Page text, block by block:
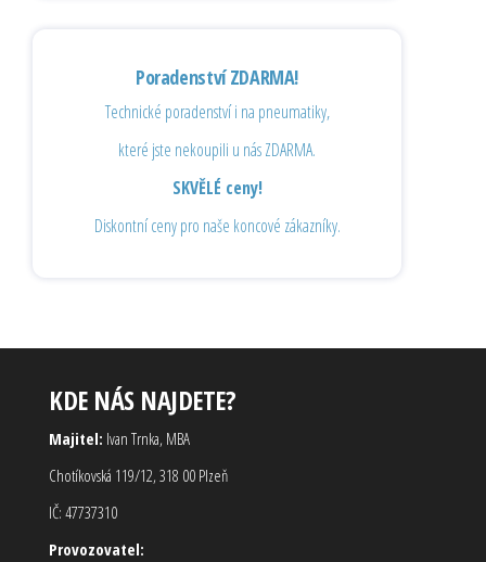
Poradenství ZDARMA!
Technické poradenství i na pneumatiky,
které jste nekoupili u nás ZDARMA.
SKVĚLÉ ceny!
Diskontní ceny pro naše koncové zákazníky.
KDE NÁS NAJDETE?
Majitel: Ivan Trnka, MBA
Chotíkovská 119/12, 318 00 Plzeň
IČ: 47737310
Provozovatel: